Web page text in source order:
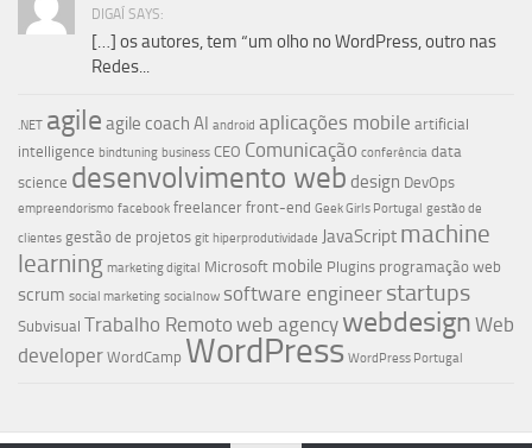
DIGAÍ SAYS:
[…] os autores, tem “um olho no WordPress, outro nas
Redes...
.NET agile agile coach AI android aplicações mobile artificial
intelligence bindtuning business CEO Comunicação conferência data
science desenvolvimento web design DevOps
empreendorismo facebook freelancer front-end Geek Girls Portugal gestão de
clientes gestão de projetos git hiperprodutividade JavaScript machine
learning marketing digital Microsoft mobile Plugins programação web
scrum social marketing socialnow software engineer startups
Subvisual Trabalho Remoto web agency webdesign Web
developer WordCamp WordPress WordPress Portugal